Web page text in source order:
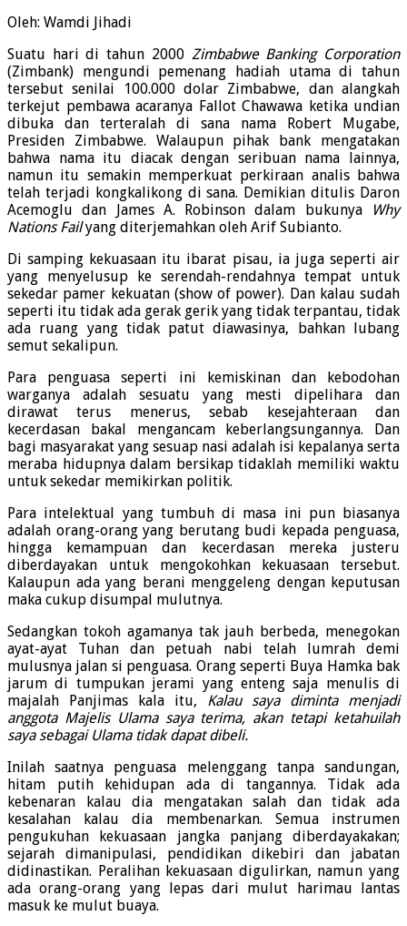
Oleh: Wamdi Jihadi
Suatu hari di tahun 2000 Zimbabwe Banking Corporation
(Zimbank) mengundi pemenang hadiah utama di tahun
tersebut senilai 100.000 dolar Zimbabwe, dan alangkah
terkejut pembawa acaranya Fallot Chawawa ketika undian
dibuka dan terteralah di sana nama Robert Mugabe,
Presiden Zimbabwe. Walaupun pihak bank mengatakan
bahwa nama itu diacak dengan seribuan nama lainnya,
namun itu semakin memperkuat perkiraan analis bahwa
telah terjadi kongkalikong di sana. Demikian ditulis Daron
Acemoglu dan James A. Robinson dalam bukunya
Why
Nations Failyang diterjemahkan oleh Arif Subianto.
Di samping kekuasaan itu ibarat pisau, ia juga seperti air
yang menyelusup ke serendah-rendahnya tempat untuk
sekedar pamer kekuatan (show of power). Dan kalau sudah
seperti itu tidak ada gerak gerik yang tidak terpantau, tidak
ada ruang yang tidak patut diawasinya, bahkan lubang
semut sekalipun.
Para penguasa seperti ini kemiskinan dan kebodohan
warganya adalah sesuatu yang mesti dipelihara dan
dirawat terus menerus, sebab kesejahteraan dan
kecerdasan bakal mengancam keberlangsungannya. Dan
bagi masyarakat yang sesuap nasi adalah isi kepalanya serta
meraba hidupnya dalam bersikap tidaklah memiliki waktu
untuk sekedar memikirkan politik.
Para intelektual yang tumbuh di masa ini pun biasanya
adalah orang-orang yang berutang budi kepada penguasa,
hingga kemampuan dan kecerdasan mereka justeru
diberdayakan untuk mengokohkan kekuasaan tersebut.
Kalaupun ada yang berani menggeleng dengan keputusan
maka cukup disumpal mulutnya.
Sedangkan tokoh agamanya tak jauh berbeda, menegokan
ayat-ayat Tuhan dan petuah nabi telah lumrah demi
mulusnya jalan si penguasa. Orang seperti Buya Hamka bak
jarum di tumpukan jerami yang enteng saja menulis di
majalah Panjimas kala itu, Kalau saya diminta menjadi
anggota Majelis Ulama saya terima, akan tetapi ketahuilah
saya sebagai Ulama tidak dapat dibeli.
Inilah saatnya penguasa melenggang tanpa sandungan,
hitam putih kehidupan ada di tangannya. Tidak ada
kebenaran kalau dia mengatakan salah dan tidak ada
kesalahan kalau dia membenarkan. Semua instrumen
pengukuhan kekuasaan jangka panjang diberdayakakan;
sejarah dimanipulasi, pendidikan dikebiri dan jabatan
didinastikan. Peralihan kekuasaan digulirkan, namun yang
ada orang-orang yang lepas dari mulut harimau lantas
masuk ke mulut buaya.